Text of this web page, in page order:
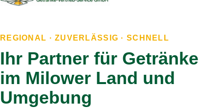
REGIONAL · ZUVERLÄSSIG · SCHNELL
Ihr Partner für Getränke
im Milower Land und
Umgebung